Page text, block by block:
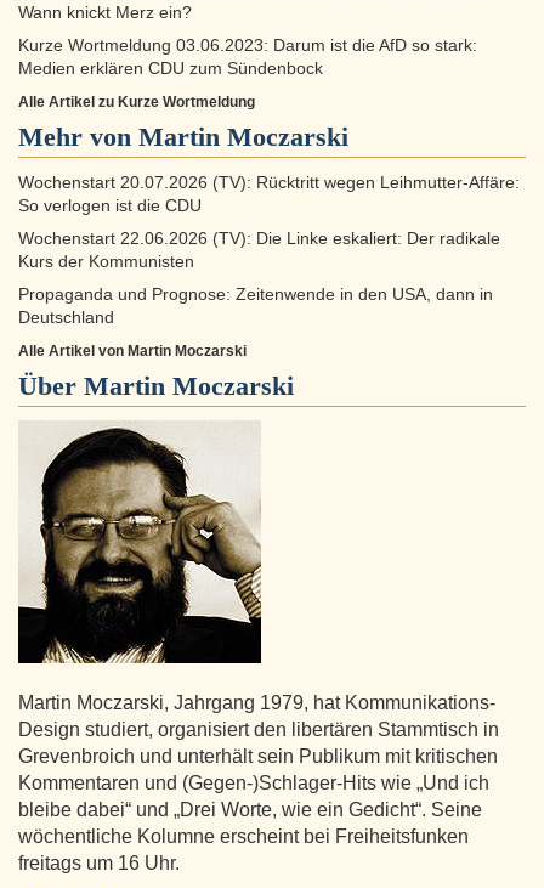
Wann knickt Merz ein?
Kurze Wortmeldung 03.06.2023: Darum ist die AfD so stark:
Medien erklären CDU zum Sündenbock
Alle Artikel zu Kurze Wortmeldung
Mehr von Martin Moczarski
Wochenstart 20.07.2026 (TV): Rücktritt wegen Leihmutter-Affäre:
So verlogen ist die CDU
Wochenstart 22.06.2026 (TV): Die Linke eskaliert: Der radikale
Kurs der Kommunisten
Propaganda und Prognose: Zeitenwende in den USA, dann in
Deutschland
Alle Artikel von Martin Moczarski
Über Martin Moczarski
Martin Moczarski, Jahrgang 1979, hat Kommunikations-
Design studiert, organisiert den libertären Stammtisch in
Grevenbroich und unterhält sein Publikum mit kritischen
Kommentaren und (Gegen-)Schlager-Hits wie „Und ich
bleibe dabei“ und „Drei Worte, wie ein Gedicht“. Seine
wöchentliche Kolumne erscheint bei Freiheitsfunken
freitags um 16 Uhr.